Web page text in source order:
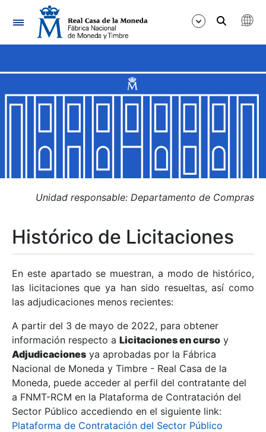
Navegación
Mostrar/Ocultar
Mostrar/Ocultar
Mostrar/Ocultar
Mostrar/Ocultar
Mostrar/Ocultar
Mostrar/Ocultar
Unidad responsable: Departamento de Compras
Histórico de Licitaciones
En este apartado se muestran, a modo de histórico,
las licitaciones que ya han sido resueltas, así como
las adjudicaciones menos recientes:
A partir del 3 de mayo de 2022, para obtener
información respecto a Licitaciones en curso y
Adjudicaciones ya aprobadas por la Fábrica
Nacional de Moneda y Timbre - Real Casa de la
Moneda, puede acceder al perfil del contratante del
a FNMT-RCM en la Plataforma de Contratación del
Sector Público accediendo en el siguiente link:
Plataforma de Contratación del Sector Público